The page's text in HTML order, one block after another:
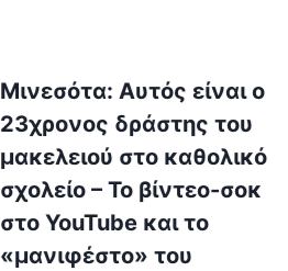
Μινεσότα: Αυτός είναι ο
23χρονος δράστης του
μακελειού στο καθολικό
σχολείο – Το βίντεο-σοκ
στο YouTube και το
«μανιφέστο» του